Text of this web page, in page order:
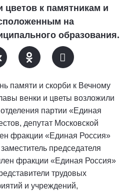
цветов к памятникам и
на
образования.
памяти и скорби к Вечному
венки и цветы возложили
партии «Единая
депутат Московской
фракции «Единая Россия»
председателя
фракции «Единая Россия»
трудовых
и учреждений,